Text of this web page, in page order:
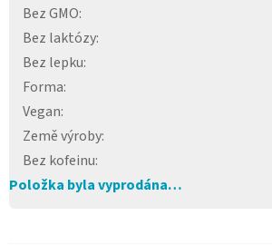
Bez GMO:
Bez laktózy:
Bez lepku:
Forma:
Vegan:
Země výroby:
Bez kofeinu:
Položka byla vyprodána…